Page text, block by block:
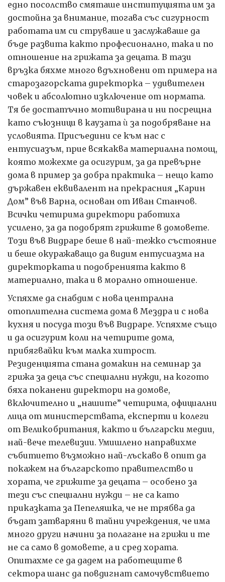
едно посолство смяташе институцията им за
достойна за внимание, тогава със сигурност
работата им си струваше и заслужаваше да
бъде развита както професионално, така и по
отношение на грижата за децата. В тази
връзка бяхме много вдъхновени от примера на
старозагорската директорка – удивителен
човек и абсолютно изключение от нормата.
Тя бе достатъчно мотивирана и ни посрещна
като съюзници в каузата ѝ за подобряване на
условията. Присъедини се към нас с
ентусиазъм, прие всякаква материална помощ,
която можехме да осигурим, за да превърне
дома в пример за добра практика – нещо като
държавен еквивалент на прекрасния „Карин
Дом” във Варна, основан от Иван Станчов.
Всички четирима директори работиха
усилено, за да подобрят грижите в домовете.
Този във Видраре беше в най-тежко състояние
и беше окуражаващо да видим ентусиазма на
директорката и подобренията както в
материално, така и в морално отношение.
Успяхме да снабдим с нова централна
отоплителна система дома в Мездра и с нова
кухня и посуда този във Видраре. Успяхме също
и да осигурим коли на четирите дома,
прибягвайки към малка хитрост.
Резиденцията стана домакин на семинар за
грижа за деца със специални нужди, на когото
бяха поканени директори на домове,
включително и „нашите” четирима, официални
лица от министерствата, експерти и колеги
от Великобритания, както и български медии,
най-вече телевизии. Умишлено направихме
събитието възможно най-лъскаво в опит да
покажем на българското правителство и
хората, че грижите за децата – особено за
тези със специални нужди – не са като
приказката за Пепеляшка, че не трябва да
бъдат затваряни в тайни учреждения, че има
много други начини за полагане на грижи и те
не са само в домовете, а и сред хората.
Опитахме се да дадем на работещите в
сектора шанс да повдигнат самочувствието